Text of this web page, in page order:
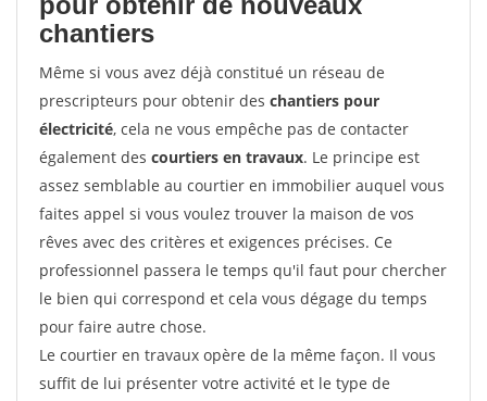
chantiers
Même si vous avez déjà constitué un réseau de
prescripteurs pour obtenir des chantiers pour
électricité, cela ne vous empêche pas de contacter
également des courtiers en travaux. Le principe est
assez semblable au courtier en immobilier auquel vous
faites appel si vous voulez trouver la maison de vos
rêves avec des critères et exigences précises. Ce
professionnel passera le temps qu'il faut pour chercher
le bien qui correspond et cela vous dégage du temps
pour faire autre chose.
Le courtier en travaux opère de la même façon. Il vous
suffit de lui présenter votre activité et le type de